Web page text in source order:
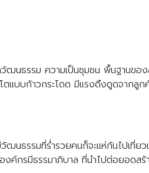
ธรรม ความเป็นชุมชน พื้นฐานของ
แบบก้าวกระโดด มีแรงดึงดูดจาก
รรมที่ร่ำรวยคนก็จะแห่กันไปเที่ยว
กรมีธรรมาภิบาล ที่นำไปต่อยอดสร้